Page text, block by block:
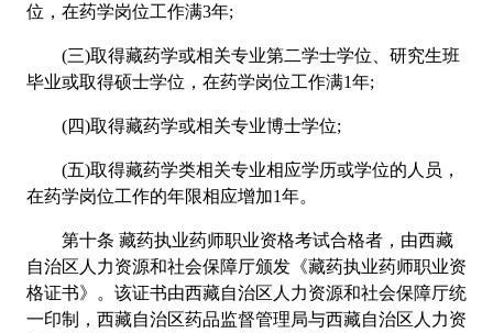
位，在药学岗位工作满3年;
(三)取得藏药学或相关专业第二学士学位、研究生班
毕业或取得硕士学位，在药学岗位工作满1年;
(四)取得藏药学或相关专业博士学位;
(五)取得藏药学类相关专业相应学历或学位的人员，
在药学岗位工作的年限相应增加1年。
第十条 藏药执业药师职业资格考试合格者，由西藏
自治区人力资源和社会保障厅颁发《藏药执业药师职业资
格证书》。该证书由西藏自治区人力资源和社会保障厅统
一印制，西藏自治区药品监督管理局与西藏自治区人力资